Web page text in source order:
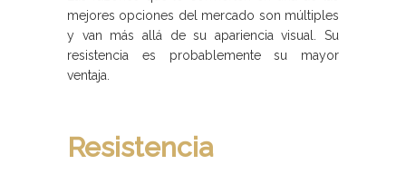
mejores opciones del mercado son múltiples
y van más allá de su apariencia visual. Su
resistencia es probablemente su mayor
ventaja.
Resistencia